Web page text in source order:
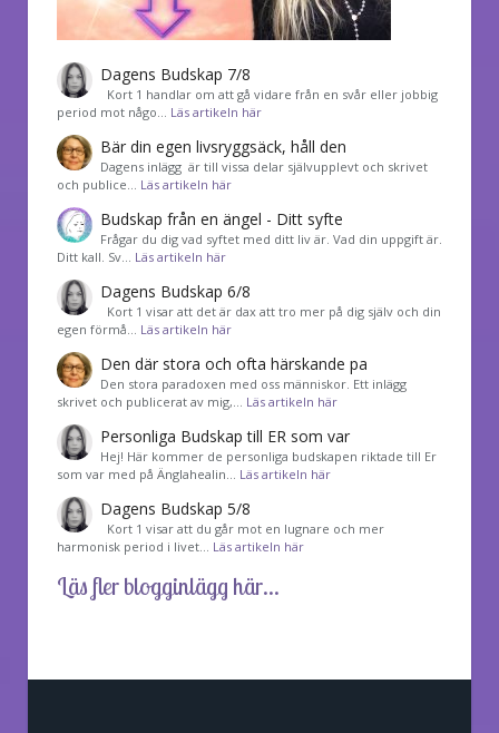
Dagens Budskap 7/8
Kort 1 handlar om att gå vidare från en svår eller jobbig
period mot någo… Läs artikeln här
Bär din egen livsryggsäck, håll den
Dagens inlägg är till vissa delar självupplevt och skrivet
och publice… Läs artikeln här
Budskap från en ängel - Ditt syfte
Frågar du dig vad syftet med ditt liv är. Vad din uppgift är.
Ditt kall. Sv… Läs artikeln här
Dagens Budskap 6/8
Kort 1 visar att det är dax att tro mer på dig själv och din
egen förmå… Läs artikeln här
Den där stora och ofta härskande pa
Den stora paradoxen med oss människor. Ett inlägg
skrivet och publicerat av mig,… Läs artikeln här
Personliga Budskap till ER som var
Hej! Här kommer de personliga budskapen riktade till Er
som var med på Änglahealin… Läs artikeln här
Dagens Budskap 5/8
Kort 1 visar att du går mot en lugnare och mer
harmonisk period i livet… Läs artikeln här
Läs fler blogginlägg här...